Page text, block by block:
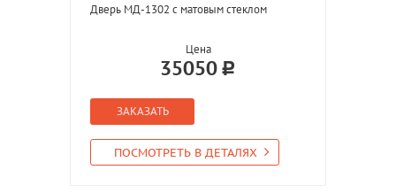
Дверь МД-1302 с матовым стеклом
Цена
35050
ЗАКАЗАТЬ
ПОСМОТРЕТЬ В ДЕТАЛЯХ